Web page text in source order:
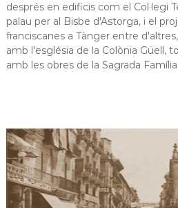
després en edificis com el Col·legi
palau per al Bisbe d'Astorga, i el
franciscanes a Tànger entre
amb l'església de la Colònia Güell,
amb les obres de la Sagrada Família.